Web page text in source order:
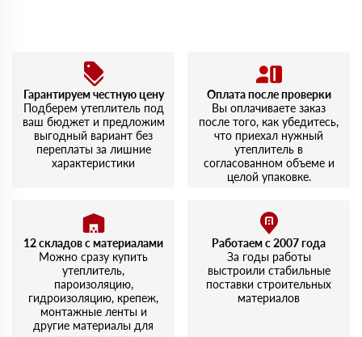
Гарантируем честную цену
Подберем утеплитель под
ваш бюджет и предложим
выгодный вариант без
переплаты за лишние
характеристики
Оплата после проверки
Вы оплачиваете заказ
после того, как убедитесь,
что приехал нужный
утеплитель в
согласованном объеме и
целой упаковке.
12 складов с материалами
Можно сразу купить
утеплитель,
пароизоляцию,
гидроизоляцию, крепеж,
монтажные ленты и
другие материалы для
Работаем с 2007 года
За годы работы
выстроили стабильные
поставки строительных
материалов